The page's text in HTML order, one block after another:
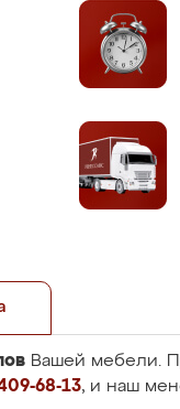
Вашей мебели.
68-13, и наш